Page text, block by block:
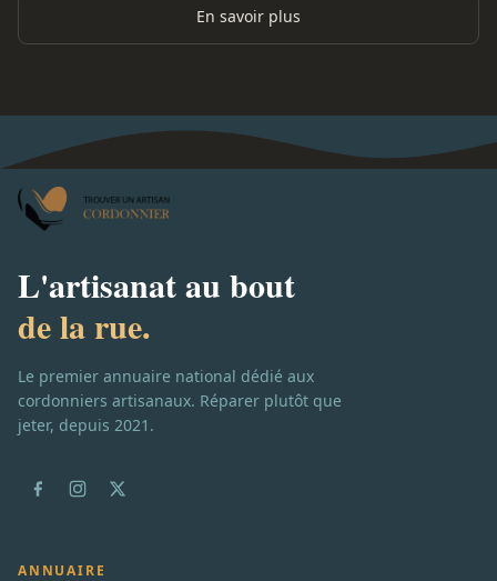
En savoir plus
L'artisanat au bout
de la rue.
Le premier annuaire national dédié aux
cordonniers artisanaux. Réparer plutôt que
jeter, depuis 2021.
ANNUAIRE